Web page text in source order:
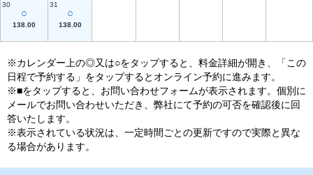
30
○
138.00
31
○
138.00
※カレンダー上の◎又は○をタップすると、料金詳細が開き、「この
日程で予約する」をタップするとオンライン予約に進みます。
※■をタップすると、お問い合わせフォームが表示されます。個別に
メールでお問い合わせいただき、弊社にて予約の可否を確認後に回
答いたします。
※表示されている状況は、一定時間ごとの更新ですので実際と異な
る場合があります。